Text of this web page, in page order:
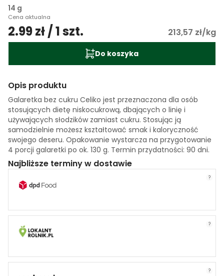
14 g
Cena aktualna
2.99 zł / 1 szt. 213,57 zł/kg
Do koszyka
Opis produktu
Galaretka bez cukru Celiko jest przeznaczona dla osób
stosujących dietę niskocukrową, dbających o linię i
używających słodzików zamiast cukru. Stosując ją
samodzielnie możesz kształtować smak i kaloryczność
swojego deseru. Opakowanie wystarcza na przygotowanie
4 porcji galaretki po ok. 130 g. Termin przydatności: 90 dni.
Najbliższe terminy w dostawie
?
?
?